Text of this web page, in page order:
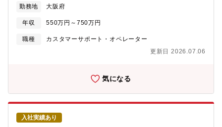
的なタフさをお持ちの方【将来のキャリアパス】1か月程度の研修
きます。業務状況に応じて難度が高い顧客を担当しながら、スキ
は5人前後のチーム率いるリード職を、スペシャリストを目指す方
は技術面からチームを支えるテクニカルマネジャー職への昇格す
丁寧な対応を行い、、関連部門と連携し処置を遅滞なく円滑に遂
行、完了させること・電気系商品トラブルに対して、商品の関連
資料を基に現場にて故障解析～原因究明を行い、対処方法が導
出、修理部門に指導できること・担当地域の案件に対して、主体
様対応、修理処理プランニング・指導、推進管理・市場での商品
理案件に対して、外部修理業者と連携し、修理案件を計画、推進
管理・ルート・お客様へのトラブル原因、処置方法の説明・市場
不具合商品の故障原因解析と社内関連部門への情報フィードバッ
クと改善提起、推進【配属部門】 建築システム事業部 CS・品質
保証部 建材CS推進課【この仕事を通じて得られること】・お客
様と寄り添い、商品不具合を改善した際の達成感・市場での商品
勤務地 大阪府
年収 550万円～750万円
職種
カスタマーサポート・オペレーター
更新日 2026.07.06
気になる
入社実績あり